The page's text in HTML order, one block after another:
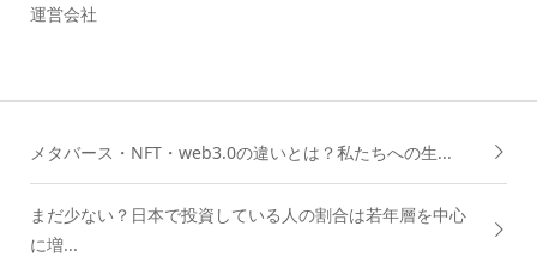
運営会社
メタバース・NFT・web3.0の違いとは？私たちへの生...
まだ少ない？日本で投資している人の割合は若年層を中心
に増...